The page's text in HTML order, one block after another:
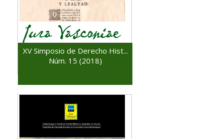
XV Simposio de Derecho Hist...
Núm. 15 (2018)